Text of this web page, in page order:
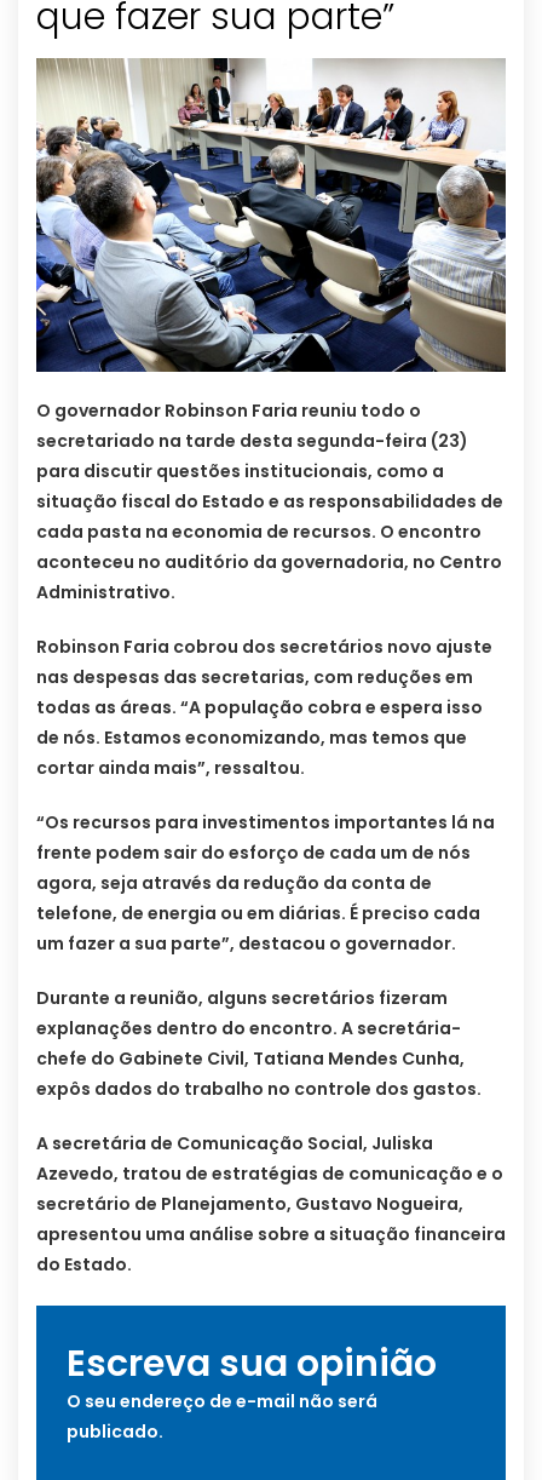
O governador Robinson Faria reuniu todo o
secretariado na tarde desta segunda-feira (23)
para discutir questões institucionais, como a
situação fiscal do Estado e as responsabilidades de
cada pasta na economia de recursos. O encontro
aconteceu no auditório da governadoria, no Centro
Administrativo.
Robinson Faria cobrou dos secretários novo ajuste
nas despesas das secretarias, com reduções em
todas as áreas. “A população cobra e espera isso
de nós. Estamos economizando, mas temos que
cortar ainda mais”, ressaltou.
“Os recursos para investimentos importantes lá na
frente podem sair do esforço de cada um de nós
agora, seja através da redução da conta de
telefone, de energia ou em diárias. É preciso cada
um fazer a sua parte”, destacou o governador.
Durante a reunião, alguns secretários fizeram
explanações dentro do encontro. A secretária-
chefe do Gabinete Civil, Tatiana Mendes Cunha,
expôs dados do trabalho no controle dos gastos.
A secretária de Comunicação Social, Juliska
Azevedo, tratou de estratégias de comunicação e o
secretário de Planejamento, Gustavo Nogueira,
apresentou uma análise sobre a situação financeira
do Estado.
Escreva sua opinião
O seu endereço de e-mail não será
publicado.